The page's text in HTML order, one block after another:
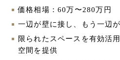
価格相場：60万〜280万円
一辺が壁に接し、もう一辺
限られたスペースを有効活
空間を提供